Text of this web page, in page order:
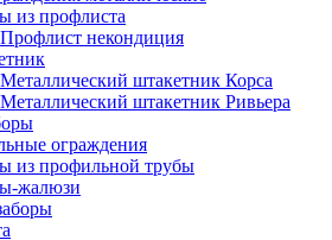
из профлиста
Профлист некондиция
Металлический штакетник Корса
Металлический штакетник Ривьера
ограждения
из профильной трубы
жалюзи